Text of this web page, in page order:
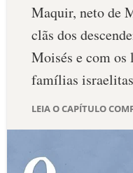
PALAVRA DO DIA
SALMO DO DIA
DEVOCIONAL DIÁRIO
ESTUDOS BÍBLICOS
Maquir, neto de
clãs dos
Moisés e com os
famílias
LEIA O CAPÍTULO